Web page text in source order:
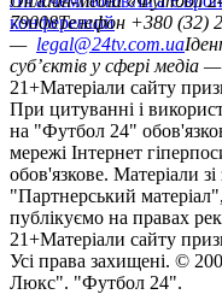
конференцій
79008Телефон +380 (32)
— legal@24tv.com.ua
суб’єктів у сфері медіа
21+Матеріали сайту
При цитуванні і
на "Футбол 24"
мережі Інтернет
обов'язкове. Матеріали
"Партнерський
публікуємо на правах
21+Матеріали сайту
Усi права захищенi. ©
Люкс". "Футбол 24".